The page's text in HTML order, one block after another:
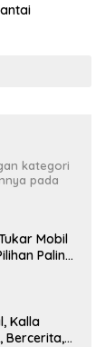
kategori
pada
Mobil
Paling
Kalla
Bercerita,